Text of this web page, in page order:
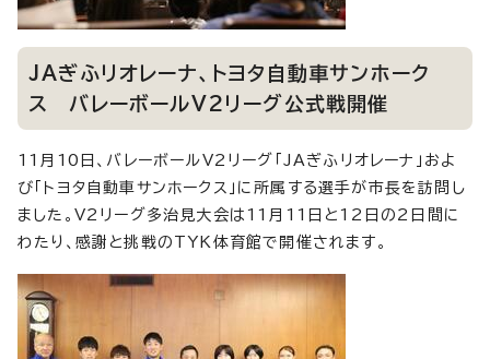
JAぎふリオレーナ、トヨタ自動車サンホーク
ス バレーボールV2リーグ公式戦開催
11月10日、バレーボールV2リーグ「JAぎふリオレーナ」およ
び「トヨタ自動車サンホークス」に所属する選手が市長を訪問し
ました。V2リーグ多治見大会は11月11日と12日の2日間に
わたり、感謝と挑戦のTYK体育館で開催されます。